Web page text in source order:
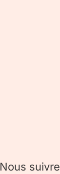
Nous suivre